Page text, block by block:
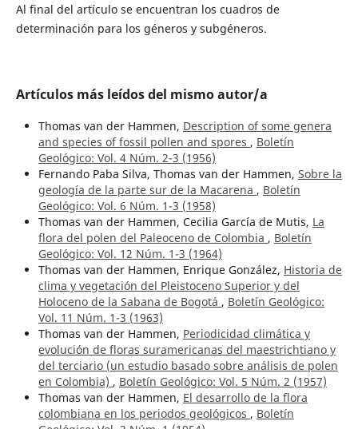
Al final del artículo se encuentran los cuadros de
determinación para los géneros y subgéneros.
Artículos más leídos del mismo autor/a
Thomas van der Hammen, Description of some genera
and species of fossil pollen and spores , Boletín
Geológico: Vol. 4 Núm. 2-3 (1956)
Fernando Paba Silva, Thomas van der Hammen, Sobre la
geología de la parte sur de la Macarena , Boletín
Geológico: Vol. 6 Núm. 1-3 (1958)
Thomas van der Hammen, Cecilia García de Mutis, La
flora del polen del Paleoceno de Colombia , Boletín
Geológico: Vol. 12 Núm. 1-3 (1964)
Thomas van der Hammen, Enrique González, Historia de
clima y vegetación del Pleistoceno Superior y del
Holoceno de la Sabana de Bogotá , Boletín Geológico:
Vol. 11 Núm. 1-3 (1963)
Thomas van der Hammen, Periodicidad climática y
evolución de floras suramericanas del maestrichtiano y
del terciario (un estudio basado sobre análisis de polen
en Colombia) , Boletín Geológico: Vol. 5 Núm. 2 (1957)
Thomas van der Hammen, El desarrollo de la flora
colombiana en los periodos geológicos , Boletín